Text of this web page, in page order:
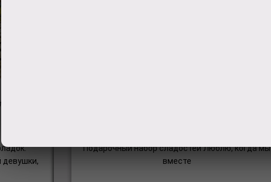
девушки,
Подарочный набор сладостей Люблю, когда мы
вместе